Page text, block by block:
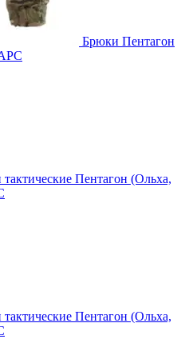
Брюки Пентагон
Пентагон (Ольха,
Пентагон (Ольха,